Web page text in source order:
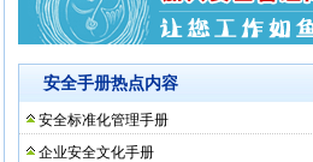
安全手册热点内容
安全标准化管理手册
企业安全文化手册